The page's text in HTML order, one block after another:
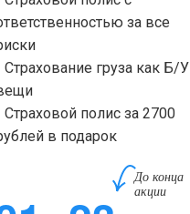
за все
Страхование груза как Б/У
Страховой полис за 2700
в подарок
До конца
акции